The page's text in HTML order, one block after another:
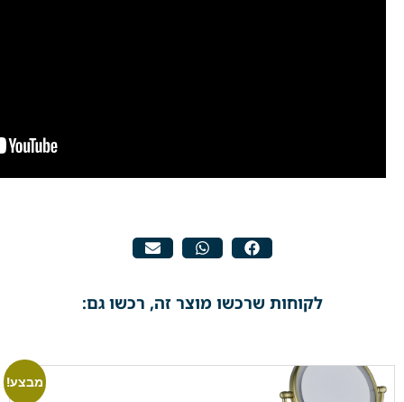
לקוחות שרכשו מוצר זה, רכשו גם:
מבצע!